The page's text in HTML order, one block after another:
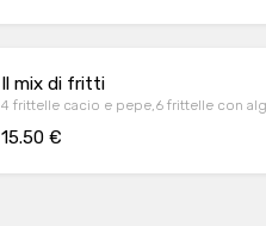
Il mix di fritti
4 frittelle cacio e pepe,6 frittelle con
15.50 €